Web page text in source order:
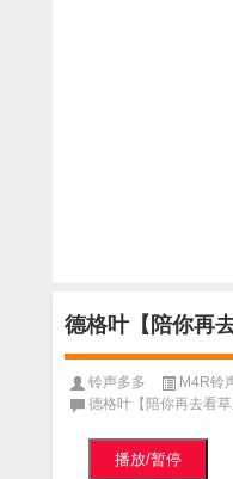
德格叶【陪你再
铃声多多 M4R铃
德格叶【陪你再去看
播放/暂停